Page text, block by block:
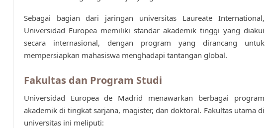
Sebagai bagian dari jaringan universitas Laureate International,
Universidad Europea memiliki standar akademik tinggi yang diakui
secara internasional, dengan program yang dirancang untuk
mempersiapkan mahasiswa menghadapi tantangan global.
Fakultas dan Program Studi
Universidad Europea de Madrid menawarkan berbagai program
akademik di tingkat sarjana, magister, dan doktoral. Fakultas utama di
universitas ini meliputi: